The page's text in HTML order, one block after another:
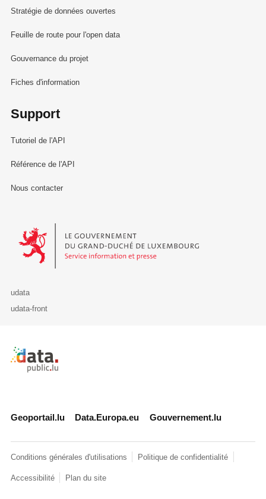
Stratégie de données ouvertes
Feuille de route pour l'open data
Gouvernance du projet
Fiches d'information
Support
Tutoriel de l'API
Référence de l'API
Nous contacter
Le Gouvernement du Grand-Duché de Luxembourg - Service
udata
udata-front
Retour à l'accueil de data.public.lu
Geoportail.lu Data.Europa.eu Gouvernement.lu
Conditions générales d'utilisations Politique de confidentialité
Accessibilité Plan du site